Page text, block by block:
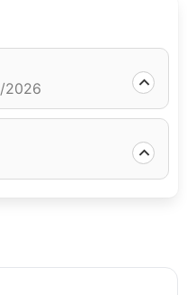
Супериор, Гранд
спутниковыми
сейфом. Гости
установлены
набор
блюда русской,
Гости могут
2026